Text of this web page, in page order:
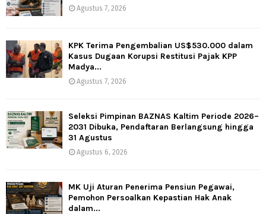
Agustus 7, 2026
KPK Terima Pengembalian US$530.000 dalam
Kasus Dugaan Korupsi Restitusi Pajak KPP
Madya...
Agustus 7, 2026
Seleksi Pimpinan BAZNAS Kaltim Periode 2026–
2031 Dibuka, Pendaftaran Berlangsung hingga
31 Agustus
Agustus 6, 2026
MK Uji Aturan Penerima Pensiun Pegawai,
Pemohon Persoalkan Kepastian Hak Anak
dalam...